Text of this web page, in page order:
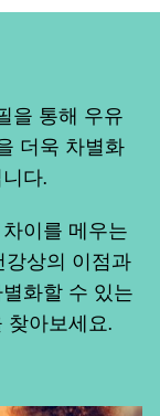
을 통해 우유
더욱 차별화
다.
이를 메우는
강상의 이점과
화할 수 있는
찾아보세요.